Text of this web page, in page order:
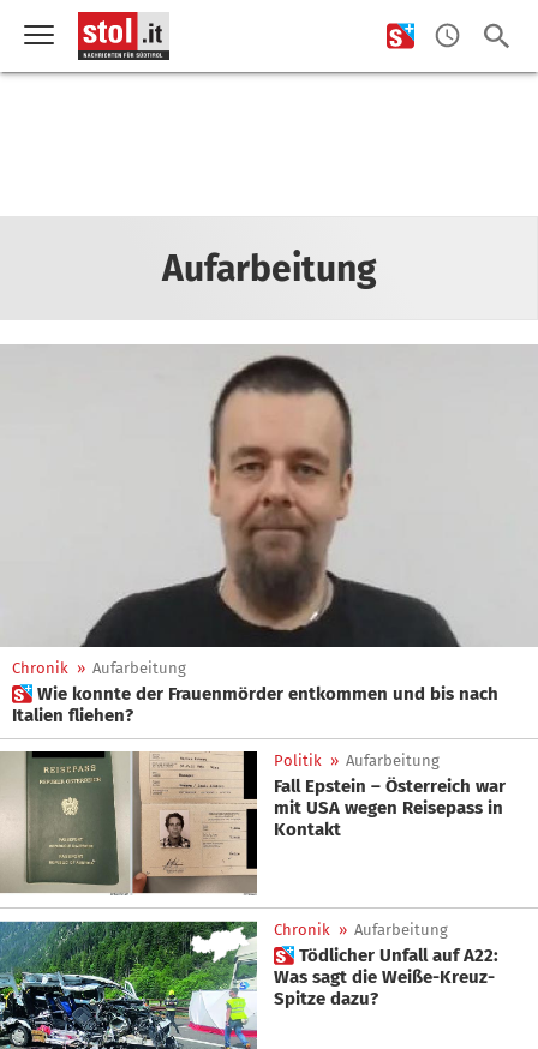
Aufarbeitung
Chronik » Aufarbeitung
 Wie konnte der Frauenmörder entkommen und bis nach
Italien fliehen?
Politik » Aufarbeitung
Fall Epstein – Österreich war
mit USA wegen Reisepass in
Kontakt
Chronik » Aufarbeitung
 Tödlicher Unfall auf A22:
Was sagt die Weiße-Kreuz-
Spitze dazu?